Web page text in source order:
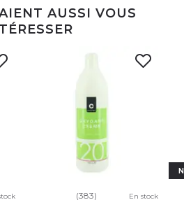
AUSSI VOUS
(383) En stock